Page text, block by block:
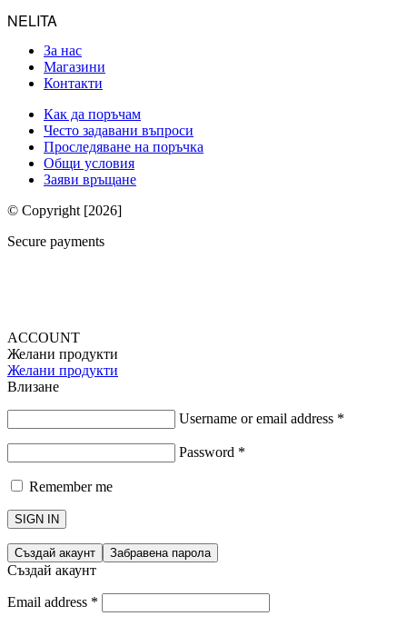
NELITA
За нас
Магазини
Контакти
Как да поръчам
Често задавани въпроси
Проследяване на поръчка
Общи условия
Заяви връщане
© Copyright [2026]
Secure payments
ACCOUNT
Желани продукти
Желани продукти
Влизане
Username or email address *
Password *
Remember me
SIGN IN
Създай акаунт Забравена парола
Създай акаунт
Email address *